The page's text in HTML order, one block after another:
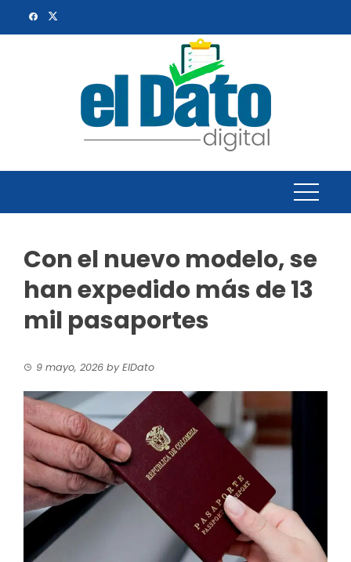
Con el nuevo modelo, se
han expedido más de 13
mil pasaportes
9 mayo, 2026 byElDato